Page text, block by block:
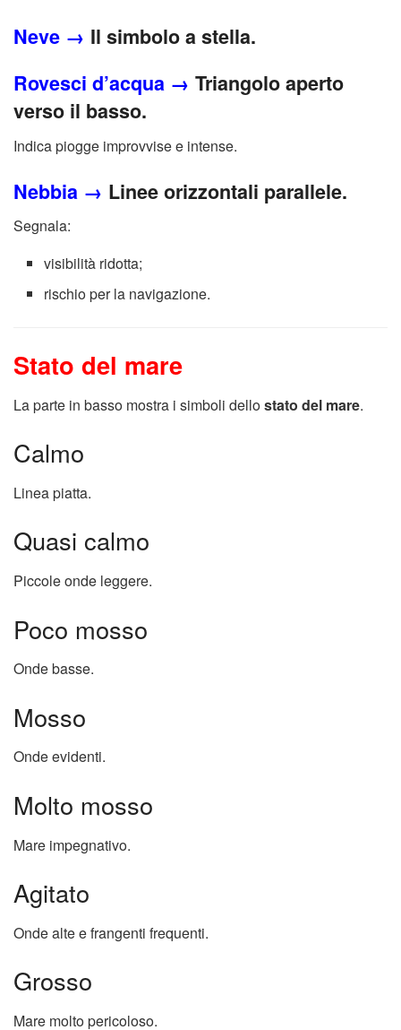
Neve → Il simbolo a stella.
Rovesci d’acqua → Triangolo aperto
verso il basso.
Indica piogge improvvise e intense.
Nebbia → Linee orizzontali parallele.
Segnala:
visibilità ridotta;
rischio per la navigazione.
Stato del mare
La parte in basso mostra i simboli dellostato del mare.
Calmo
Linea piatta.
Quasi calmo
Piccole onde leggere.
Poco mosso
Onde basse.
Mosso
Onde evidenti.
Molto mosso
Mare impegnativo.
Agitato
Onde alte e frangenti frequenti.
Grosso
Mare molto pericoloso.